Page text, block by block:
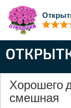
Хорошего
смешная